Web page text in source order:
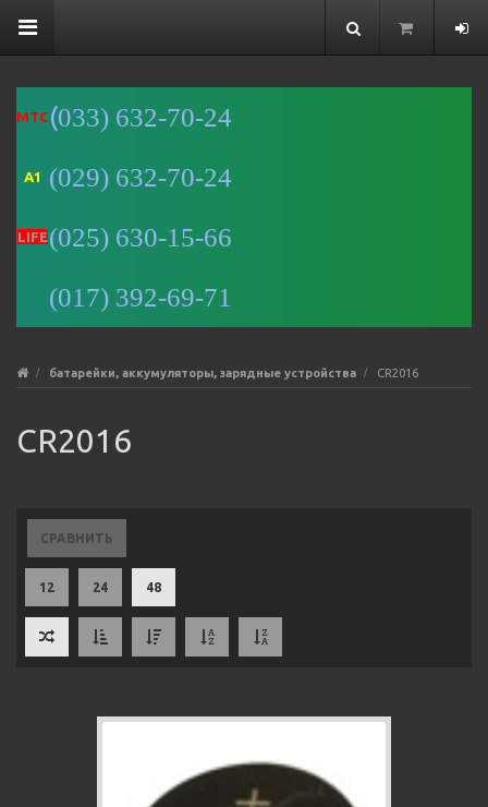
MTC (033) 632-70-24
A1 (029) 632-70-24
LIFE(025) 630-15-66
(017) 392-69-71
батарейки, аккумуляторы, зарядные устройства CR2016
CR2016
СРАВНИТЬ
12 24 48